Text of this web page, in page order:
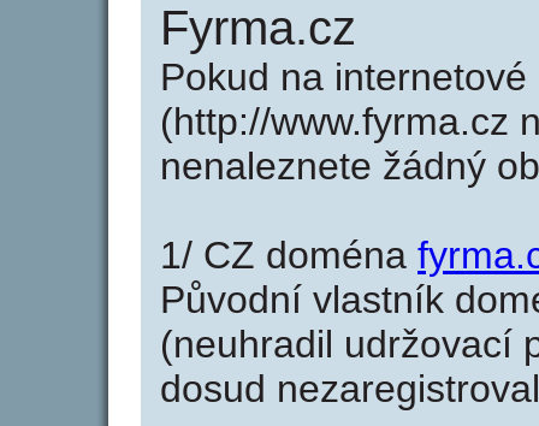
Fyrma.cz
Pokud na
(http://www.fyrma.cz
nenaleznete žádný
1/ CZ doména
Původní vlastník
(neuhradil udržovací
dosud